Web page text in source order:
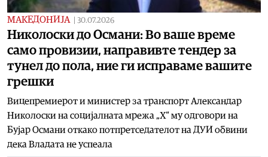
МАКЕДОНИЈА 30.07.2026
Николоски до Османи: Во ваше време
само провизии, направивте тендер за
тунел до пола, ние ги исправаме вашите
грешки
Вицепремиерот и министер за транспорт Александар
Николоски на социјалната мрежа „X“ му одговори на
Бујар Османи откако потпретседателот на ДУИ обвини
дека Владата не успеала